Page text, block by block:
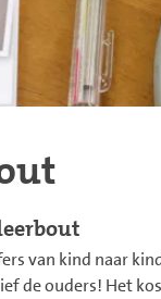
van kind naar
de ouders! Het